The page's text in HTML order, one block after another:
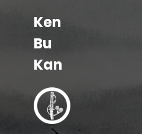
Ken
Bu
Kan